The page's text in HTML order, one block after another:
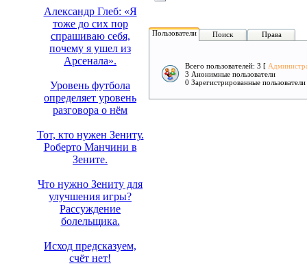
Александр Глеб: «Я
тоже до сих пор
спрашиваю себя,
почему я ушел из
Арсенала».
Уровень футбола
определяет уровень
разговора о нём
Тот, кто нужен Зениту.
Роберто Манчини в
Зените.
Что нужно Зениту для
улучшения игры?
Рассуждение
болельщика.
Исход предсказуем,
счёт нет!
Пользователи Поиск Права
Всего пользователей: 3 [
3 Анонимные пользователи
0 Зарегистрированные пользователи